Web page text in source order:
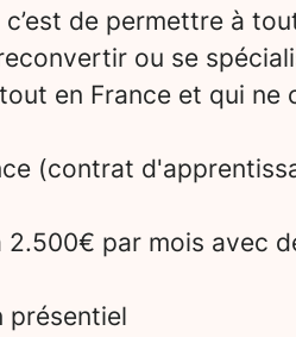
de permettre à
ou se
en France et qui ne
(contrat
2.500€ par mois avec
présentiel